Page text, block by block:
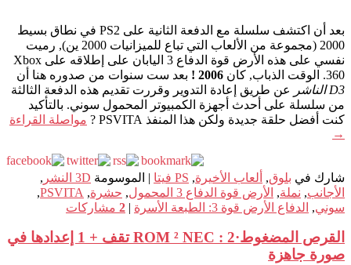
بعد أن اكتشف سلسلة مع الدفعة الثانية على PS2 في نطاق بسيط
2000 (مجموعة من الألعاب التي تباع للميزانيات 2000 ين), رميت
نفسي على هذه الأرض قوة الدفاع 3 اليابان على إطلاقه على Xbox
360. الوقت الذباب, كان
2006 !
بعد ست سنوات من صدوره هنا أن
D3 الناشر
عن طريق إعادة التدوير وقررت تقديم هذه الدفعة الثالثة
من سلسلة على أحدث أجهزة الكمبيوتر المحمول سوني. بالتأكيد
كنت أفضل حلقة جديدة ولكن هذا المنفذ PSVITA ?
مواصلة القراءة
→
شارك في بلوق, ألعاب الأخيرة, PS فيتا | الموسومة 3D النشر
,
الأجانب, نملة, الأرض قوة الدفاع 3 المحمول , حشرة,
PSVITA
,
سوني, الدفاع الأرض قوة 3: الطبعة الأسرة |
2 مشاركات
القرص المضغوط·ROM ² NEC : 2 تقف + 1 إعدادها في
صورة جاهزة